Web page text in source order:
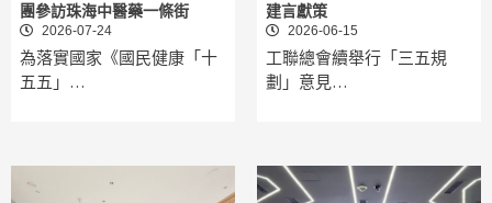
團參訪珠海中醫藥一條街
2026-07-24
為落實國家《國民健康「十
五五」…
建言獻策
2026-06-15
工聯總會續舉行「三五規
劃」意見…